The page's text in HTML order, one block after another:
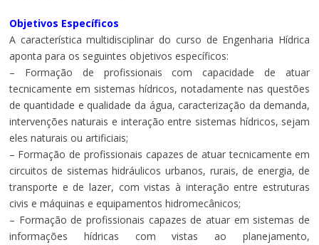
Objetivos Específicos
A característica multidisciplinar do curso de Engenharia Hídrica
aponta para os seguintes objetivos específicos:
– Formação de profissionais com capacidade de atuar
tecnicamente em sistemas hídricos, notadamente nas questões
de quantidade e qualidade da água, caracterização da demanda,
intervenções naturais e interação entre sistemas hídricos, sejam
eles naturais ou artificiais;
– Formação de profissionais capazes de atuar tecnicamente em
circuitos de sistemas hidráulicos urbanos, rurais, de energia, de
transporte e de lazer, com vistas à interação entre estruturas
civis e máquinas e equipamentos hidromecânicos;
– Formação de profissionais capazes de atuar em sistemas de
informações hídricas com vistas ao planejamento,